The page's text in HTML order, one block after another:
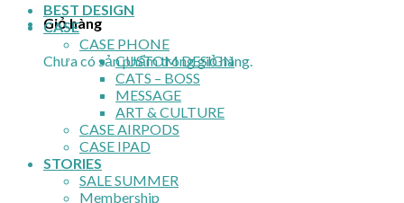
Giỏ hàng
Chưa có sản phẩm trong giỏ hàng.
BEST DESIGN
CASE
CASE PHONE
CUSTOM DESIGN
CATS – BOSS
MESSAGE
ART & CULTURE
CASE AIRPODS
CASE IPAD
STORIES
SALE SUMMER
Membership